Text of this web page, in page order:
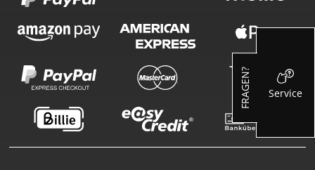
FRAGEN? Service